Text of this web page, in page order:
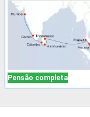
Pensão completa